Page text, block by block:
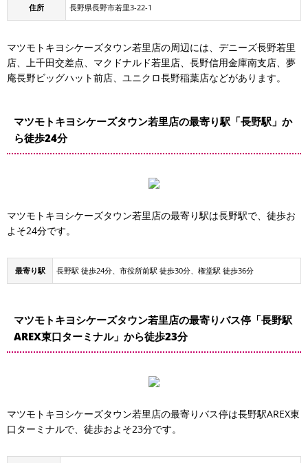
住所 長野県長野市若里3-22-1
マツモトキヨシケーズタウン若里店の周辺には、デニーズ長野若里
店、上千田交差点、マクドナルド若里店、長野信用金庫南支店、夢
庵長野ビッグハット前店、ユニクロ長野稲葉店などがあります。
マツモトキヨシケーズタウン若里店の最寄り駅「長野駅」か
ら徒歩24分
マツモトキヨシケーズタウン若里店の最寄り駅は長野駅で、徒歩お
よそ24分です。
最寄り駅 長野駅 徒歩24分、市役所前駅 徒歩30分、権堂駅 徒歩36分
マツモトキヨシケーズタウン若里店の最寄りバス停「長野駅
AREX東口ターミナル」から徒歩23分
マツモトキヨシケーズタウン若里店の最寄りバス停は長野駅AREX東
口ターミナルで、徒歩およそ23分です。
ング
フレンドパーク長野駅東口第17
野駅東口Ⅲ